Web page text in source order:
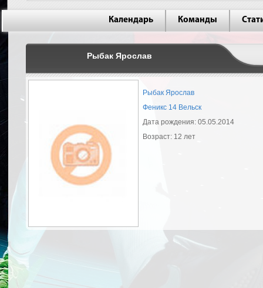
Календарь Команды
Рыбак Ярослав
Рыбак Ярослав
Феникс 14 Вельск
Дата рождения: 05.05.2014
Возраст: 12 лет